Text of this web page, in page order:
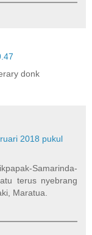
donk
2018 pukul
Samarinda-
terus nyebrang
Maratua.